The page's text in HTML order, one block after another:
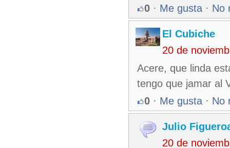
0 · Me gusta · No
El Cubiche
20 de
Acere, que linda
tengo que jamar al
0 · Me gusta · No
Julio
20 de